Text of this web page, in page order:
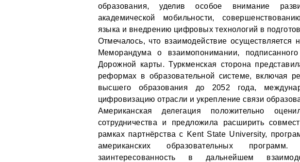
образования, уделив особое внимание
академической мобильности,
языка и внедрению цифровых технологий в
Отмечалось, что взаимодействие осуществляется
Меморандума о взаимопонимании,
Дорожной карты. Туркменская сторона
реформах в образовательной системе, включая
высшего образования до 2052 года,
цифровизацию отрасли и укрепление связи
Американская делегация положительно
сотрудничества и предложила расширить
рамках партнёрства с Kent State University,
американских образовательных программ.
заинтересованность в дальнейшем